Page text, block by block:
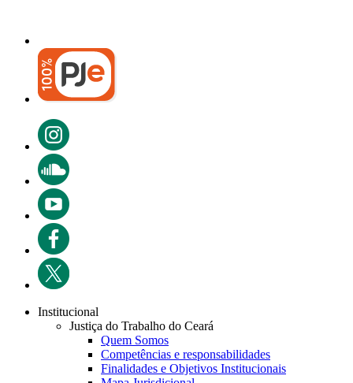
Institucional
Justiça do Trabalho do Ceará
Quem Somos
Competências e responsabilidades
Finalidades e Objetivos Institucionais